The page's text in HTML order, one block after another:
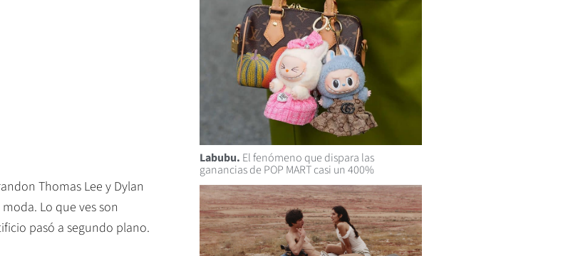
Thomas Lee y Dylan
Lo que ves son
pasó a segundo plano.
Labubu. El fenómeno que dispara las
ganancias de POP MART casi un 400%